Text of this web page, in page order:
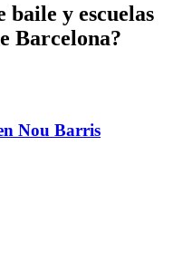
baile y escuelas
Barcelona?
Nou Barris